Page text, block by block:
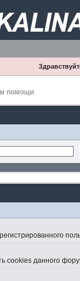
помощи
cookies данного